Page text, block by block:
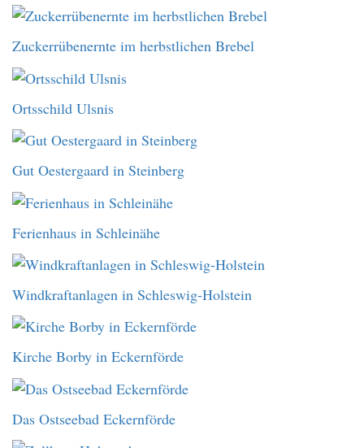
Zuckerrübenernte im herbstlichen Brebel
Ortsschild Ulsnis
Gut Oestergaard in Steinberg
Ferienhaus in Schleinähe
Windkraftanlagen in Schleswig-Holstein
Kirche Borby in Eckernförde
Das Ostseebad Eckernförde